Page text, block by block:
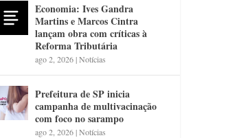
Economia: Ives Gandra
Martins e Marcos Cintra
lançam obra com críticas à
Reforma Tributária
ago 2, 2026|Notícias
Prefeitura de SP inicia
campanha de multivacinação
com foco no sarampo
ago 2, 2026|Notícias